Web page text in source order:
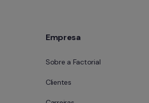
Empresa
Sobre a Factorial
Clientes